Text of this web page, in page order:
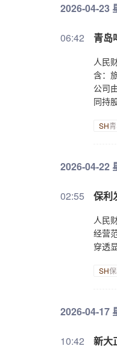
2026-04-23
06:42 青岛
人民
含：
公司
同持股
SH
2026-04-22
02:55 保利
人民
经营
穿透
SH
2026-04-17
10:42 新大